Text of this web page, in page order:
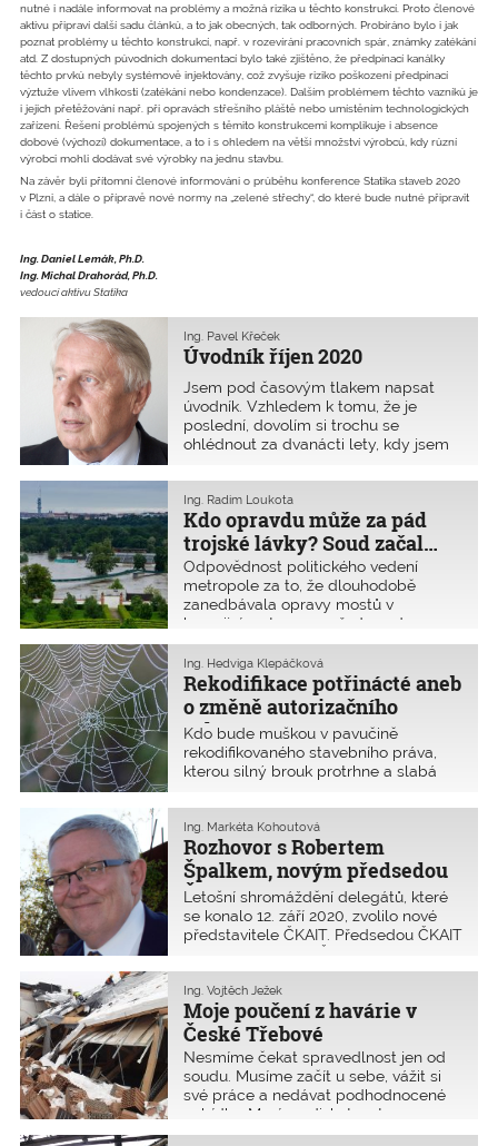
nutné i nadále informovat na problémy a možná rizika u těchto konstrukcí. Proto členové
aktivu připraví další sadu článků, a to jak obecných, tak odborných. Probíráno bylo i jak
poznat problémy u těchto konstrukcí, např. v rozevírání pracovních spár, známky zatékání
atd. Z dostupných původních dokumentací bylo také zjištěno, že předpínací kanálky
těchto prvků nebyly systémově injektovány, což zvyšuje riziko poškození předpínací
výztuže vlivem vlhkosti (zatékání nebo kondenzace). Dalším problémem těchto vazníků je
i jejich přetěžování např. při opravách střešního pláště nebo umístěním technologických
zařízení. Řešení problémů spojených s těmito konstrukcemi komplikuje i absence
dobové (výchozí) dokumentace, a to i s ohledem na větší množství výrobců, kdy různí
výrobci mohli dodávat své výrobky na jednu stavbu.
Na závěr byli přítomní členové informováni o průběhu konference Statika staveb 2020
v Plzni, a dále o přípravě nové normy na „zelené střechy“, do které bude nutné připravit
i část o statice.
Ing. Daniel Lemák, Ph.D.
Ing. Michal Drahorád, Ph.D.
vedoucí aktivu Statika
Úvodník říjen 2020
Ing. Pavel Křeček
Jsem pod časovým tlakem napsat
úvodník. Vzhledem k tomu, že je
poslední, dovolím si trochu se
ohlédnout za dvanácti lety, kdy jsem
poděkovat všem, kteří mi pomáhali.
Nebylo toho málo k řešení. Zároveň je
pravdou, že delegáti rozhodli zbavit
mě nejtěžšího období, tj. prací okolo
nového stavebního zákona. Jsem
zvědavý, zda ti, co se v poslední době
tolik snaží o změnu práce Komory,
budou tak aktivní i v následujícím
Kdo opravdu může za pád
trojské lávky? Soud začal…
Ing. Radim Loukota
Odpovědnost politického vedení
metropole za to, že dlouhodobě
zanedbávala opravy mostů v
havarijním stavu, se před soudem
neřeší. Přitom stavební zákon, minulý i
současný, vždy činí odpovědným za
udržování stavby v provozuschopném
a bezpečném stavu jejího vlastníka.
Praha se připojila k obžalobě na
zaměstnance Technické správy
komunikací hl. m. Prahy (TSK) a
původního projektanta lávky a žádá
korun.
Rekodifikace potřinácté aneb
o změně autorizačního
zákona
Ing. Hedviga Klepáčková
Kdo bude muškou v pavučině
rekodifikovaného stavebního práva,
kterou silný brouk protrhne a slabá
pokračování se zaměříme zejména na
zákon autorizační, který je zařazen
mezi změnové zákony rekodifikace
jako část X. Pro autorizované osoby
patří změny zákona č. 360/1992 Sb.
ve znění pozdějších předpisů k
nejdůležitějším návrhům.
Rozhovor s Robertem
Špalkem, novým předsedou
ČKAIT
Ing. Markéta Kohoutová
Letošní shromáždění delegátů, které
se konalo 12. září 2020, zvolilo nové
představitele ČKAIT. Předsedou ČKAIT
dlouhá léta pracoval v Představenstvu
ČKAIT jako místopředseda.
Moje poučení z havárie v
České Třebové
Ing. Vojtěch Ježek
Nesmíme čekat spravedlnost jen od
soudu. Musíme začít u sebe, vážit si
své práce a nedávat podhodnocené
nabídky. Musíme diskutovat s
objednatelem smluvní podmínky.